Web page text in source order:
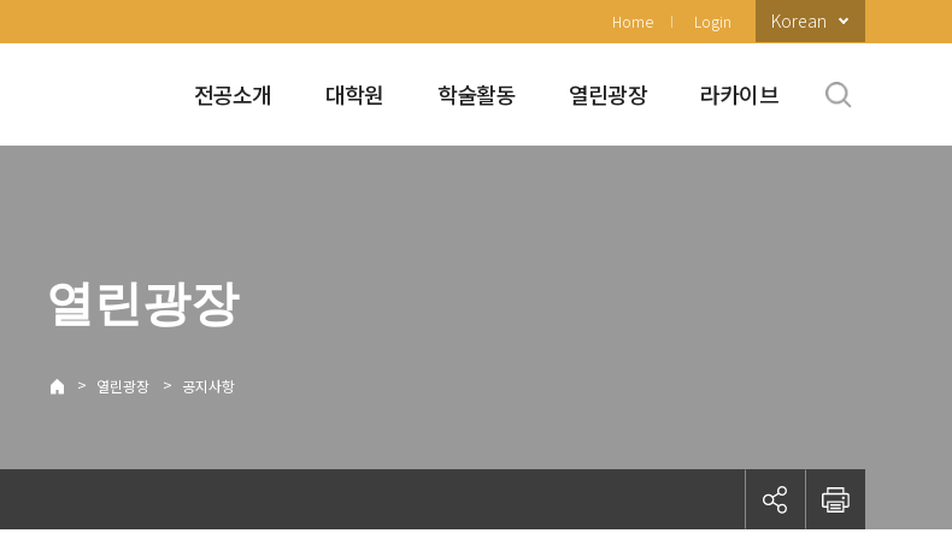
Home Login Korean
전공소개 대학원 학술활동 열린광장 라카이브
열린광장
> 열린광장 > 공지사항